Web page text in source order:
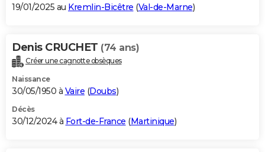
19/01/2025 au Kremlin-Bicêtre (Val-de-Marne)
Denis CRUCHET (74 ans)
Créer une cagnotte obsèques
Naissance
30/05/1950 à Vaire (Doubs)
Décès
30/12/2024 à Fort-de-France (Martinique)